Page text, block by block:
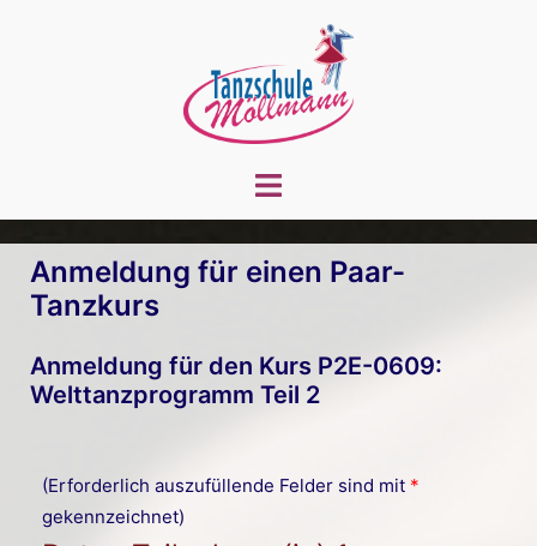
Menü
Anmeldung für einen Paar-
Tanzkurs
Anmeldung für den Kurs P2E-0609:
Welttanzprogramm Teil 2
(Erforderlich auszufüllende Felder sind mit *
gekennzeichnet)